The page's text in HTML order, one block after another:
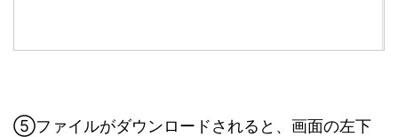
⑤ファイルがダウンロードされると、画面の左下